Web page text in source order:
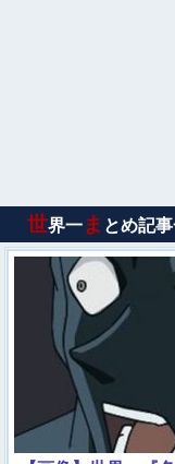
世界一ま とめ記